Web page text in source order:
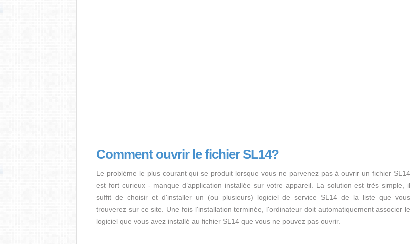
Comment ouvrir le fichier SL14?
Le problème le plus courant qui se produit lorsque vous ne parvenez pas à ouvrir un fichier SL14
est fort curieux - manque d’application installée sur votre appareil. La solution est très simple, il
suffit de choisir et d'installer un (ou plusieurs) logiciel de service SL14 de la liste que vous
trouverez sur ce site. Une fois l'installation terminée, l'ordinateur doit automatiquement associer le
logiciel que vous avez installé au fichier SL14 que vous ne pouvez pas ouvrir.